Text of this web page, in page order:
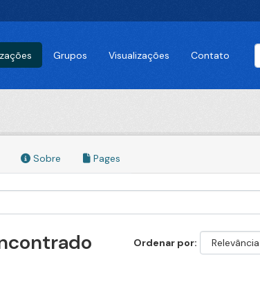
Grupos Visualizações Contato
Sobre Pages
Ordenar por